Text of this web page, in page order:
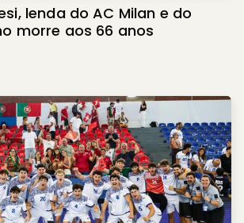
lenda do AC Milan e do
morre aos 66 anos